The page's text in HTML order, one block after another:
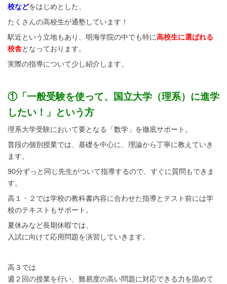
校などをはじめとした、
たくさんの高校生が通塾しています！
駅近という立地もあり、明海学院の中でも特に高校生に選ばれる
校舎となっております。
実際の指導について少し紹介します。
①「一般受験を使って、国立大学（理系）に進学
したい！」という方
理系大学受験において要となる「数学」を徹底サポート。
普段の個別授業では、基礎を中心に、理論から丁寧に教えていき
ます。
90分ずっと同じ先生がついて指導するので、すぐに質問もできま
す。
高１・２では学校の教科書内容に合わせた指導とテスト前には学
校のテキストもサポート。
夏休みなど長期休暇では、
入試に向けて応用問題を演習していきます。
高３では
週２回の授業を行い、難易度の高い問題に対応できる力を固めて